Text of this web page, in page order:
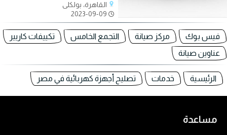
القاهرة، بولكلي
فيس بوك مركز صيانة التجمع الخامس
تكييفات كاريير
عناوين صيانة
الرئيسية خدمات تصليح أجهزة كهربائية في مصر
مساعدة